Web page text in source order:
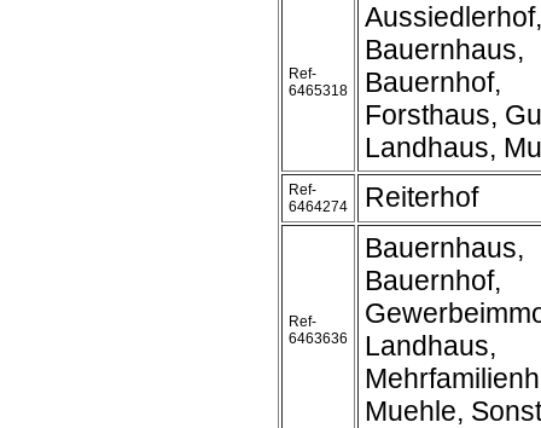
Ref-
6465318
Aussiedlerhof,
Bauernhaus,
Bauernhof,
Forsthaus,
Landhaus,
Ref-
6464274
Reiterhof
Ref-
6463636
Bauernhaus,
Bauernhof,
Landhaus,
Muehle,